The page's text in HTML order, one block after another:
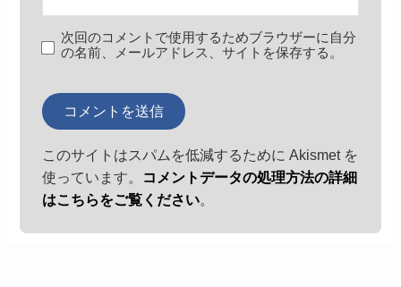
次回のコメントで使用するためブラウザーに自分
の名前、メールアドレス、サイトを保存する。
このサイトはスパムを低減するために Akismet を
使っています。
コメントデータの処理方法の詳細
はこちらをご覧ください。